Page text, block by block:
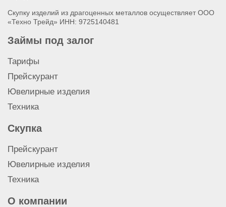
Скупку изделий из драгоценных металлов осуществляет ООО
«Техно Трейд» ИНН: 9725140481
Займы под залог
Тарифы
Прейскурант
Ювелирные изделия
Техника
Скупка
Прейскурант
Ювелирные изделия
Техника
О компании